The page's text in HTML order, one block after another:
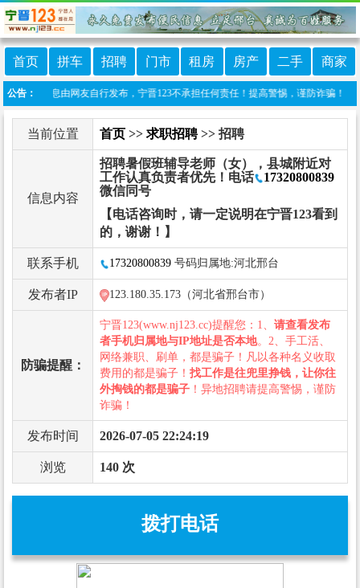
首页 拼车 招聘 门市 租房 房产 二手 商家
公告：
本栏目信息由网友自行发布，宁晋123不承担任何责任！提高警惕，谨防诈骗！做
当前位置 首页 >> 求职招聘>> 招聘
信息内容
招聘暑假班辅导老师（女），县城附近对
工作认真负责者优先！电话
17320800839
微信同号
【电话咨询时，请一定说明在宁晋123看到
的，谢谢！】
联系手机 17320800839 号码归属地:河北邢台
发布者IP 123.180.35.173（河北省邢台市）
防骗提醒：
宁晋123(www.nj123.cc)提醒您：1、 请查看发布
者手机归属地与IP地址是否本地。2、手工活、
网络兼职、刷单，都是骗子！凡以各种名义收取
费用的都是骗子！ 找工作是往兜里挣钱，让你往
外掏钱的都是骗子 ！异地招聘请提高警惕，谨防
诈骗！
发布时间 2026-07-05 22:24:19
浏览 140 次
拨打电话